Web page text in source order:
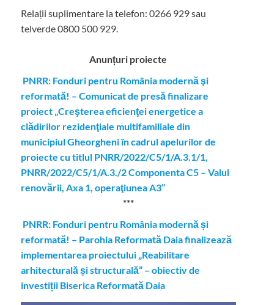
Relații suplimentare la telefon: 0266 929 sau
telverde 0800 500 929.
Anunțuri proiecte
PNRR: Fonduri pentru România modernă şi
reformată! – Comunicat de presă finalizare
proiect „Creşterea eficienţei energetice a
clădirilor rezidenţiale multifamiliale din
municipiul Gheorgheni în cadrul apelurilor de
proiecte cu titlul PNRR/2022/C5/1/A.3.1/1,
PNRR/2022/C5/1/A.3./2 Componenta C5 – Valul
renovării, Axa 1, operaţiunea A3”
***
PNRR: Fonduri pentru România modernă și
reformată! – Parohia Reformată Daia finalizează
implementarea proiectului „Reabilitare
arhitecturală și structurală” – obiectiv de
investiții Biserica Reformată Daia